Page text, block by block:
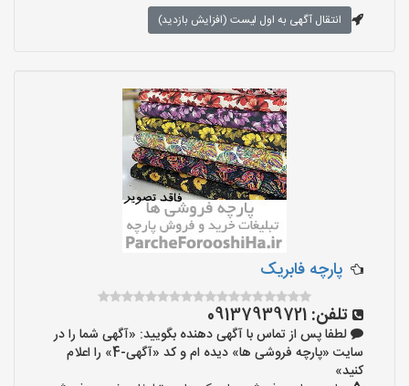
انتقال آگهی به اول لیست (افزایش بازدید)
پارچه فابریک
تلفن: 09137939721
لطفا پس از تماس با آگهی دهنده بگویید: «آگهی شما را در
سایت «پارچه فروشی ها» دیده ام و کد «آگهی-4» را اعلام
کنید»